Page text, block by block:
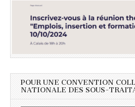
POUR UNE CONVENTION
NATIONALE DES SOUS-